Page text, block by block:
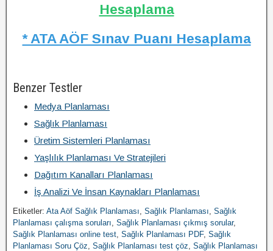
Hesaplama
* ATA AÖF Sınav Puanı Hesaplama
Benzer Testler
Medya Planlaması
Sağlık Planlaması
Üretim Sistemleri Planlaması
Yaşlılık Planlaması Ve Stratejileri
Dağıtım Kanalları Planlaması
İş Analizi Ve İnsan Kaynakları Planlaması
Etiketler: Ata Aöf Sağlık Planlaması, Sağlık Planlaması, Sağlık
Planlaması çalışma soruları, Sağlık Planlaması çıkmış sorular,
Sağlık Planlaması online test, Sağlık Planlaması PDF, Sağlık
Planlaması Soru Çöz, Sağlık Planlaması test çöz, Sağlık Planlaması